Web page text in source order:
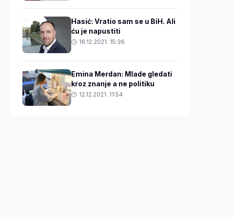
Hasić: Vratio sam se u BiH. Ali
ću je napustiti
16.12.2021. 15:36
Emina Merdan: Mlade gledati
kroz znanje a ne politiku
12.12.2021. 11:54